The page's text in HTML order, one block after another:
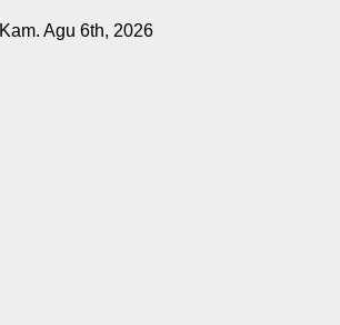
Kam. Agu 6th, 2026